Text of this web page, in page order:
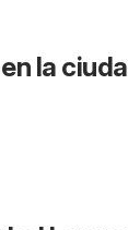
la